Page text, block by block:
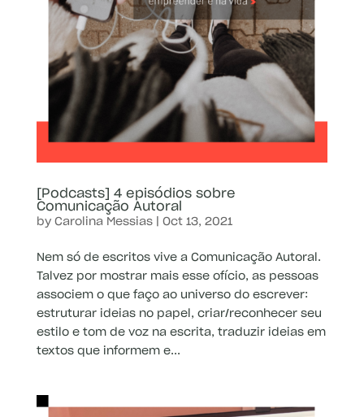
[Podcasts] 4 episódios sobre
Comunicação Autoral
by Carolina Messias| Oct 13, 2021
Nem só de escritos vive a Comunicação Autoral.
Talvez por mostrar mais esse ofício, as pessoas
associem o que faço ao universo do escrever:
estruturar ideias no papel, criar/reconhecer seu
estilo e tom de voz na escrita, traduzir ideias em
textos que informem e...